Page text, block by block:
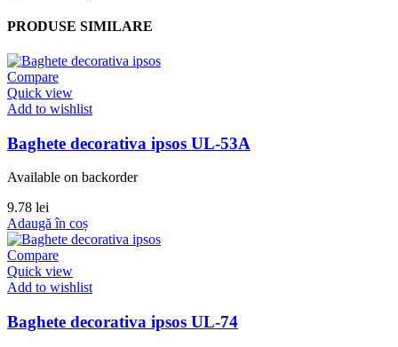
PRODUSE SIMILARE
Compare
Quick view
Add to wishlist
Baghete decorativa ipsos UL-53A
Available on backorder
9.78 lei
Adaugă în coș
Compare
Quick view
Add to wishlist
Baghete decorativa ipsos UL-74